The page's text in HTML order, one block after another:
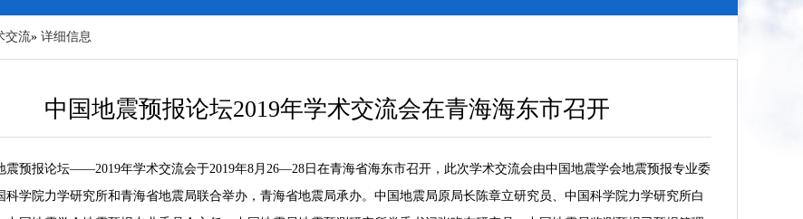
交流» 详细信息
中国地震预报论坛2019年学术交流会在青海海东市召开
震预报论坛——2019年学术交流会于2019年8月26—28日在青海省海东市召开，此次学术交流会由中国地震学会地震预报专业委
科学院力学研究所和青海省地震局联合举办，青海省地震局承办。中国地震局原局长陈章立研究员、中国科学院力学研究所白